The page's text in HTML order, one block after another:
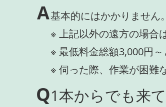
A基本的にはかかりません
※ 上記以外の遠方の場合
※ 最低料金総額3,000円～
※ 伺った際、作業が困難
Q1本からでも来